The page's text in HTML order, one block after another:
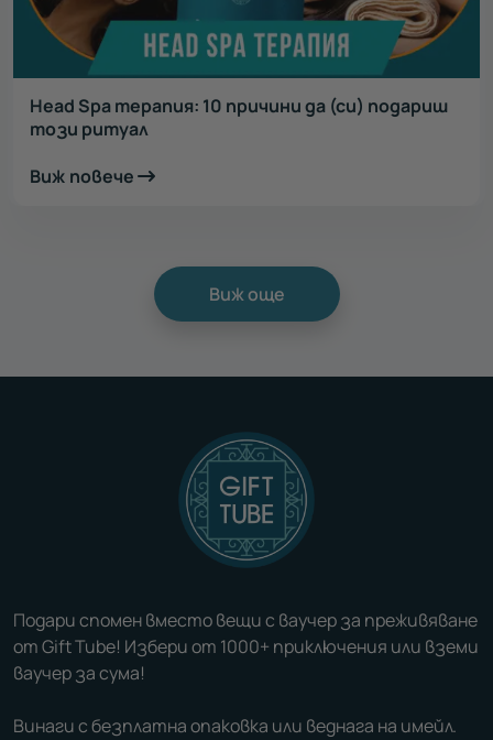
Head Spa терапия: 10 причини да (си) подариш
този ритуал
Виж повече
Виж още
Подари спомен вместо вещи с ваучер за преживяване
от Gift Tube! Избери от 1000+ приключения или вземи
ваучер за сума!
Винаги с безплатна опаковка или веднага на имейл.